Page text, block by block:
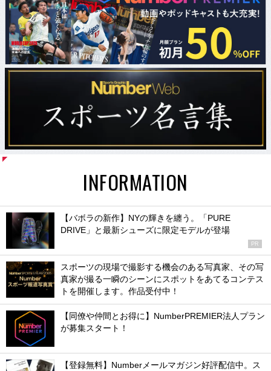
INFORMATION
【バボラの新作】NYの輝きを纏う。「PURE
DRIVE」と最新シューズに限定モデルが登場
PR
スポーツの現場で撮影する機会のある写真家、その写
真家が撮る一瞬のシーンにスポットをあてるコンテス
トを開催します。作品受付中！
【同僚や仲間とお得に】NumberPREMIER法人プラン
が募集スタート！
【登録無料】Numberメールマガジン好評配信中。ス